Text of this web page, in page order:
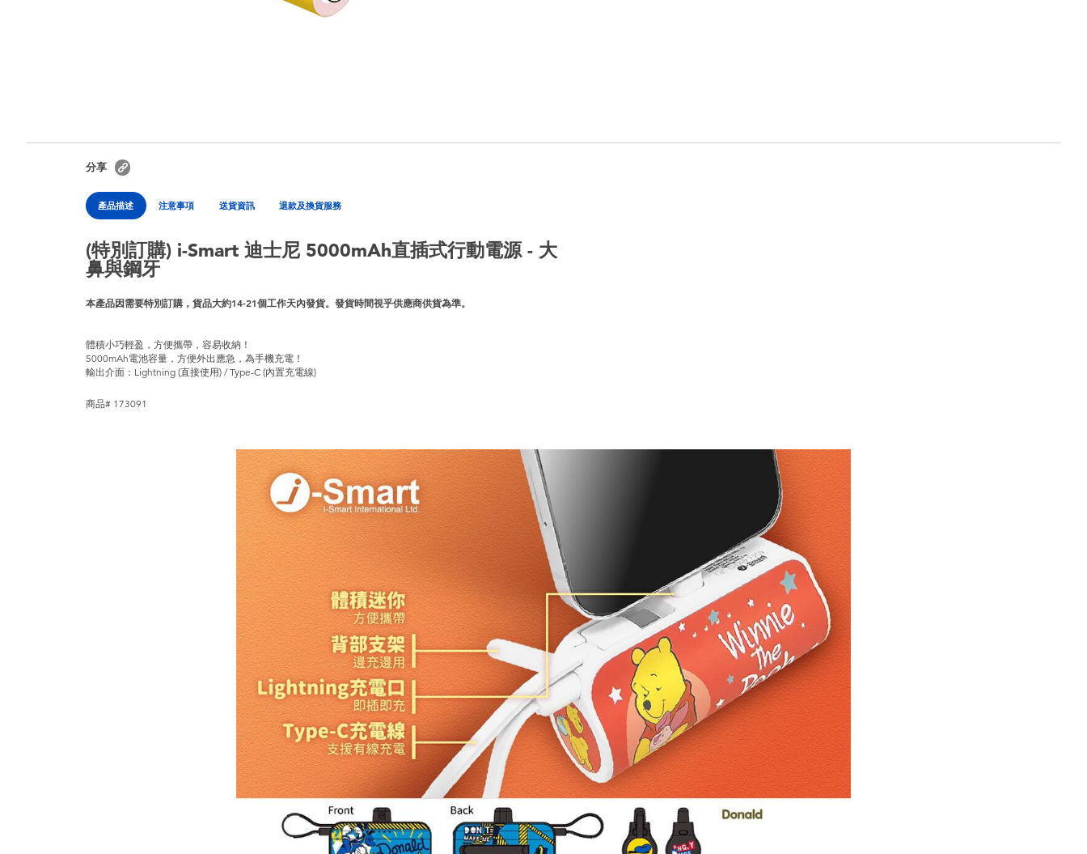
分享
產品描述 注意事項 送貨資訊 退款及換貨服務
(特別訂購) i-Smart 迪士尼 5000mAh直插式行動電源 - 大
鼻與鋼牙
本產品因需要特別訂購，貨品大約14-21個工作天內發貨。發貨時間視乎供應商供貨為準。
體積小巧輕盈，方便攜帶，容易收納！
5000mAh電池容量，方便外出應急，為手機充電！
輸出介面：Lightning (直接使用) / Type-C (內置充電線)
商品# 173091